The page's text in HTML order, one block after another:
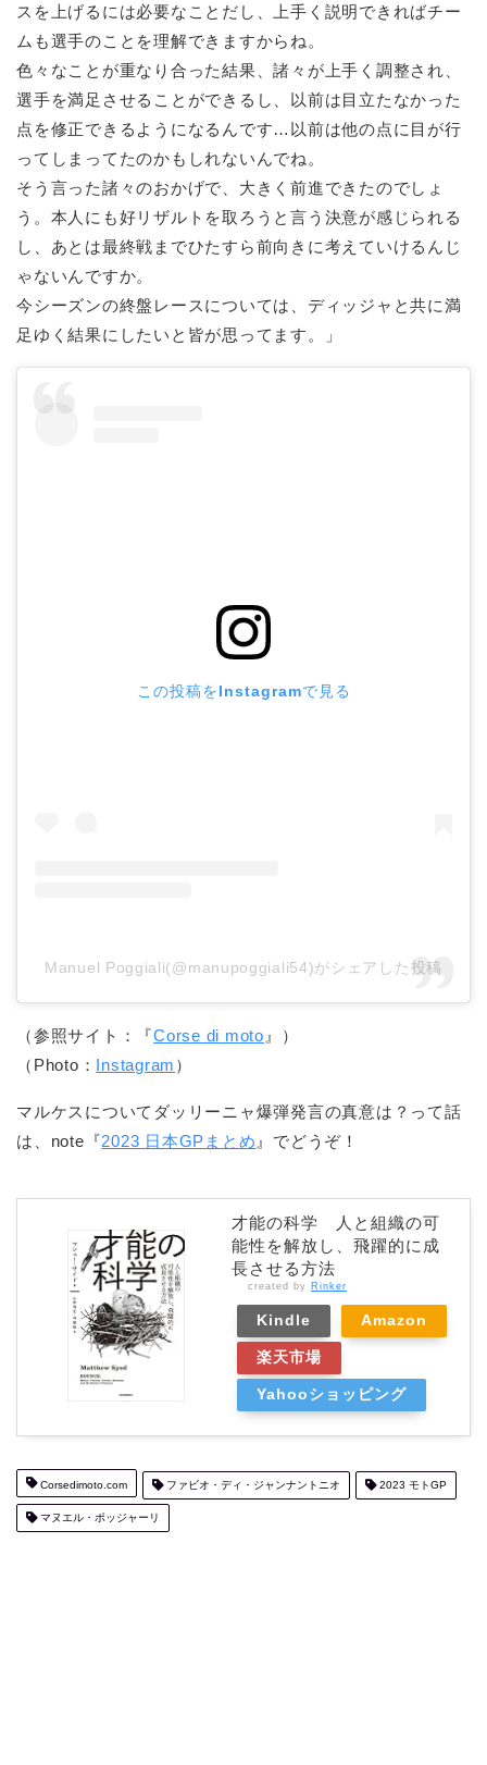
スを上げるには必要なことだし、上手く説明できればチー
ムも選手のことを理解できますからね。
色々なことが重なり合った結果、諸々が上手く調整され、
選手を満足させることができるし、以前は目立たなかった
点を修正できるようになるんです…以前は他の点に目が行
ってしまってたのかもしれないんでね。
そう言った諸々のおかげで、大きく前進できたのでしょ
う。本人にも好リザルトを取ろうと言う決意が感じられる
し、あとは最終戦までひたすら前向きに考えていけるんじ
ゃないんですか。
今シーズンの終盤レースについては、ディッジャと共に満
足ゆく結果にしたいと皆が思ってます。」
この投稿をInstagramで見る
Manuel Poggiali(@manupoggiali54)がシェアした投稿
（参照サイト：『Corse di moto 』）
（Photo： Instagram ）
マルケスについてダッリーニャ爆弾発言の真意は？って話
は、note『2023 日本GPまとめ 』でどうぞ！
才能の科学 人と組織の可
能性を解放し、飛躍的に成
長させる方法
created by Rinker
Kindle Amazon
楽天市場
Yahooショッピング
Corsedimoto.com ファビオ・ディ・ジャンナントニオ 2023 モトGP
マヌエル・ポッジャーリ